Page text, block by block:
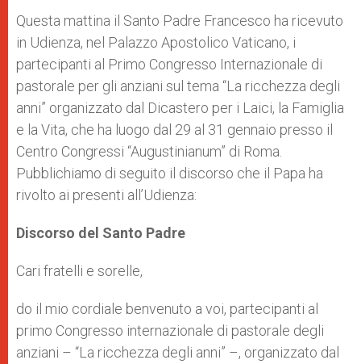
p
p
g
e
r
o
k
r
Questa mattina il Santo Padre Francesco ha ricevuto
in Udienza, nel Palazzo Apostolico Vaticano, i
partecipanti al Primo Congresso Internazionale di
pastorale per gli anziani sul tema “La ricchezza degli
anni” organizzato dal Dicastero per i Laici, la Famiglia
e la Vita, che ha luogo dal 29 al 31 gennaio presso il
Centro Congressi “Augustinianum” di Roma.
Pubblichiamo di seguito il discorso che il Papa ha
rivolto ai presenti all’Udienza:
Discorso del Santo Padre
Cari fratelli e sorelle,
do il mio cordiale benvenuto a voi, partecipanti al
primo Congresso internazionale di pastorale degli
anziani – “La ricchezza degli anni” –, organizzato dal